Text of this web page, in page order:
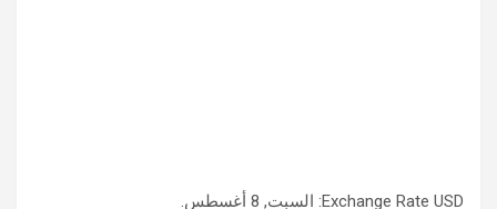
Exchange Rate USD : السبت, 8 أغسطس.